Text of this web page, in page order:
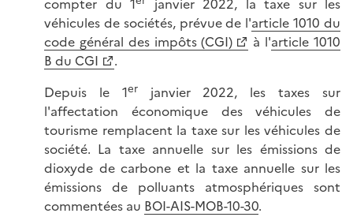
compter du 1
janvier 2022, la taxe sur les
véhicules de sociétés, prévue de l'article 1010 du
code général des impôts (CGI)
à l'article 1010
B du CGI
.
Depuis le 1erjanvier 2022, les taxes sur
l'affectation économique des véhicules de
tourisme remplacent la taxe sur les véhicules de
société. La taxe annuelle sur les émissions de
dioxyde de carbone et la taxe annuelle sur les
émissions de polluants atmosphériques sont
commentées au BOI-AIS-MOB-10-30.